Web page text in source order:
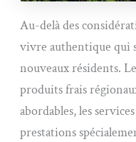
Au-delà des
vivre authentique qui
nouveaux résidents.
produits frais
abordables, les
prestations